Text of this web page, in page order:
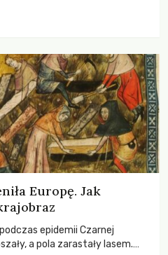
śmierci rzeki.
Europę. Jak
epidemii Czarnej
a pola zarastały lasem.